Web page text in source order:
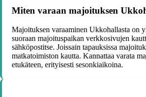
Miten varaan majoituksen
Majoituksen varaaminen Ukkohallasta on
suoraan majoituspaikan verkkosivujen
sähköpostitse. Joissain tapauksissa
matkatoimiston kautta. Kannattaa varata
etukäteen, erityisesti sesonkiaikoina.